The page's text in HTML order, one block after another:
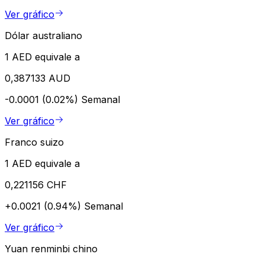
Ver gráfico
Dólar australiano
1 AED equivale a
0,387133 AUD
-0.0001 (0.02%) Semanal
Ver gráfico
Franco suizo
1 AED equivale a
0,221156 CHF
+0.0021 (0.94%) Semanal
Ver gráfico
Yuan renminbi chino